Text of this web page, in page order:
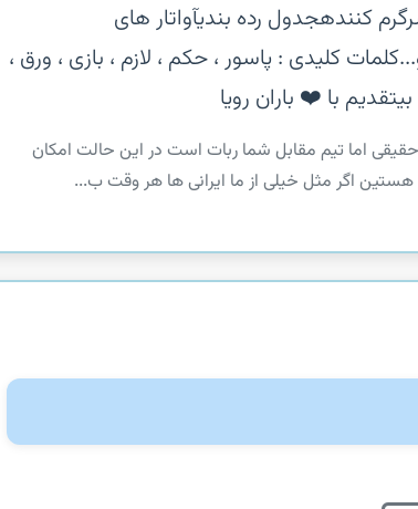
کننده‏جدول رده بندی‏آواتار های
کلیدی : پاسور ، حکم ، لازم ، بازی ، ورق ،
با ❤️ باران رویا
اما تیم مقابل شما ربات است در این حالت امکان
‏اگر مثل خیلی از ما ایرانی ها هر وقت ب...